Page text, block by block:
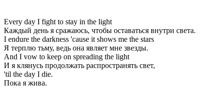
Every day I fight to stay in the light
Каждый день я сражаюсь, чтобы оставаться внутри света.
I endure the darkness 'cause it shows me the stars
Я терплю тьму, ведь она являет мне звезды.
And I vow to keep on spreading the light
И я клянусь продолжать распространять свет,
'til the day I die.
Пока я жива.